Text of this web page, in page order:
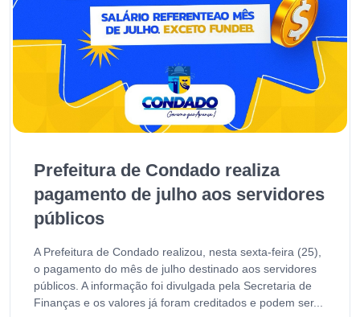
Prefeitura de Condado realiza
pagamento de julho aos servidores
públicos
A Prefeitura de Condado realizou, nesta sexta-feira (25),
o pagamento do mês de julho destinado aos servidores
públicos. A informação foi divulgada pela Secretaria de
Finanças e os valores já foram creditados e podem ser...